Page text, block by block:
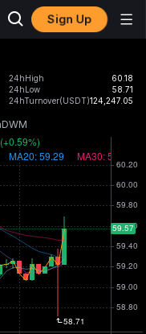
Sign Up
24hHigh
60.18
24hLow
58.71
24hTurnover(USDT)124,247.05
DWM